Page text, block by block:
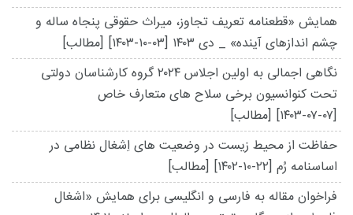
همایش «قطعنامه تعریف تجاوز، میراث حقوقی پنجاه ساله و
چشم اندازهای آینده» _ دی ۱۴۰۳
[۱۴۰۳-۱۰-۰۳] [مطالب]
نگاهی اجمالی به اولین اجلاس ۲۰۲۴ گروه کارشناسان دولتی
تحت کنوانسیون برخی سلاح های متعارف خاص
[۱۴۰۳-۰۷-۰۷] [مطالب]
حفاظت از محیط زیست در وضعیت های اِشغال نظامی در
اساسنامه رُم [۱۴۰۲-۱۰-۲۲] [مطالب]
فراخوان مقاله به فارسی و انگلیسی برای همایش «اشغال